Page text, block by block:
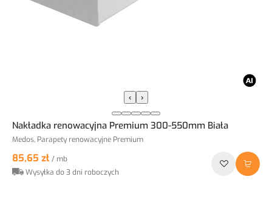
‹ ›
Nakładka renowacyjna Premium 300-550mm Biała
Medos, Parapety renowacyjne Premium
85,65 zł / mb
Wysyłka do 3 dni roboczych